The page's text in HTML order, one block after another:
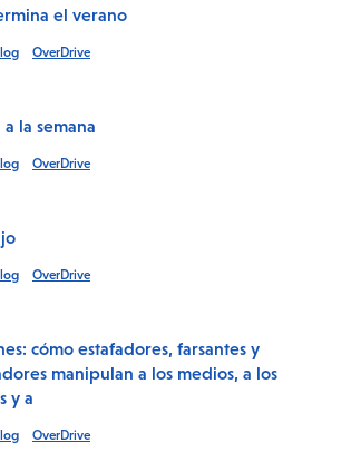
el verano
OverDrive
la semana
OverDrive
OverDrive
cómo estafadores, farsantes y
manipulan a los medios, a los
y a
OverDrive